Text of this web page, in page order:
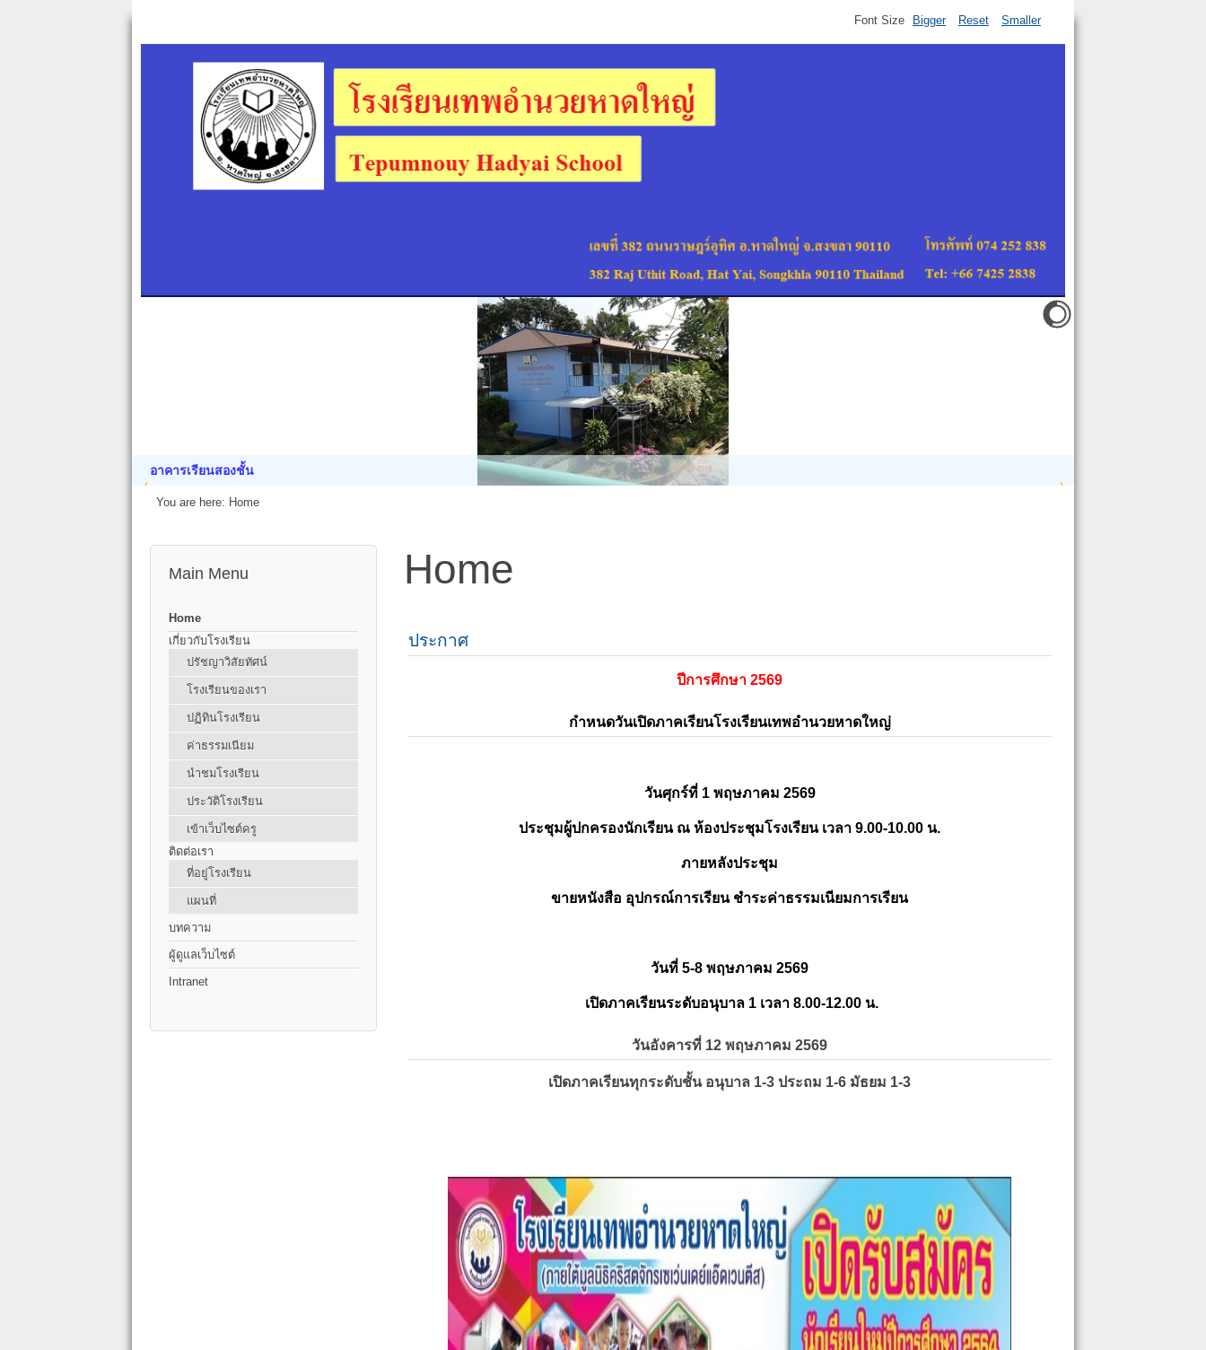
อาคารเรียนสองชั้น
Font Size Bigger Reset Smaller
You are here: Home
Main Menu
Home
เกี่ยวกับโรงเรียน
ปรัชญาวิสัยทัศน์
โรงเรียนของเรา
ปฏิทินโรงเรียน
ค่าธรรมเนียม
นำชมโรงเรียน
ประวัติโรงเรียน
เข้าเว็บไซต์ครู
ติดต่อเรา
ที่อยู่โรงเรียน
แผนที่
บทความ
ผู้ดูแลเว็บไซต์
Intranet
Home
ประกาศ
ปีการศึกษา 2569
กำหนดวันเปิดภาคเรียนโรงเรียนเทพอำนวยหาดใหญ่
วันศุกร์ที่ 1 พฤษภาคม 2569
ประชุมผู้ปกครองนักเรียน ณ ห้องประชุมโรงเรียน เวลา 9.00-10.00 น.
ภายหลังประชุม
ขายหนังสือ อุปกรณ์การเรียน ชำระค่าธรรมเนียมการเรียน
วันที่ 5-8 พฤษภาคม 2569
เปิดภาคเรียนระดับอนุบาล 1 เวลา 8.00-12.00 น.
วันอังคารที่ 12 พฤษภาคม 2569
เปิดภาคเรียนทุกระดับชั้น อนุบาล 1-3 ประถม 1-6 มัธยม 1-3